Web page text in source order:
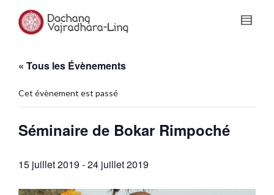
« Tous les Évènements
Cet évènement est passé
Séminaire de Bokar Rimpoché
15 juillet 2019 -24 juillet 2019